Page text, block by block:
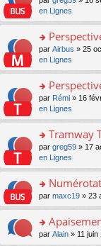
e
nt
pl
ré
c
e
nt
o
n
lu
le
u
c
e
nt
a
n
o
n
lu
le
u
c
e
nt
le
m
e
s
s
a
n
o
n
lu
le
u
c
e
nt
n
s
er
le
m
e
s
s
a
n
o
n
lu
le
u
ré
c
en Lignes
o
n
s
er
le
m
e
s
s
a
n
o
n
lu
pl
par Airbus » 25
en Lignes
o
n
s
er
le
m
e
s
s
e
n
par Rémi » 16
en Lignes
o
n
s
er
le
m
e
s
Tramway
par greg59 » 17
en Lignes
o
n
ult
er
par maxc19 » 23
o
par Alain » 11 juin